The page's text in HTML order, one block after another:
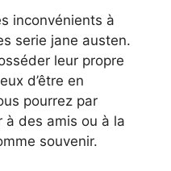
inconvénients à
serie jane austen.
leur propre
d’être en
pourrez par
à des amis ou à la
souvenir.